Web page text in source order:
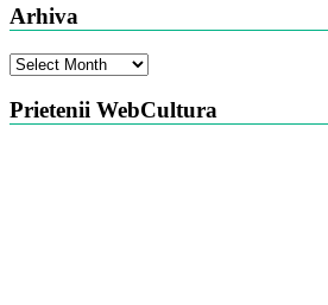
Arhiva
Arhiva
Prietenii WebCultura